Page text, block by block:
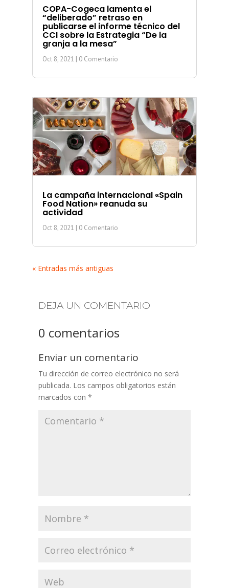
COPA-Cogeca lamenta el
“deliberado” retraso en
publicarse el informe técnico del
CCI sobre la Estrategia “De la
granja a la mesa”
Oct 8, 2021 | 0 Comentario
La campaña internacional «Spain
Food Nation» reanuda su
actividad
Oct 8, 2021 | 0 Comentario
« Entradas más antiguas
DEJA UN COMENTARIO
0 comentarios
Enviar un comentario
Tu dirección de correo electrónico no será
publicada. Los campos obligatorios están
marcados con *